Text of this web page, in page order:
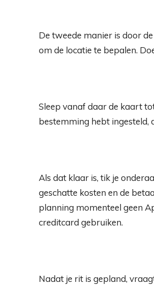
De tweede manier is door
om de locatie te bepalen.
Sleep vanaf daar de kaart
bestemming hebt ingesteld,
Als dat klaar is, tik je
geschatte kosten en de
planning momenteel geen
creditcard gebruiken.
Nadat je rit is gepland,